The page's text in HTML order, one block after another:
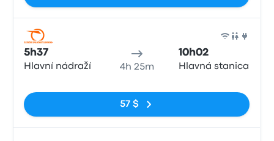
5h37
Hlavní nádraží 4h 25m
10h02
Hlavná stanica
57 $